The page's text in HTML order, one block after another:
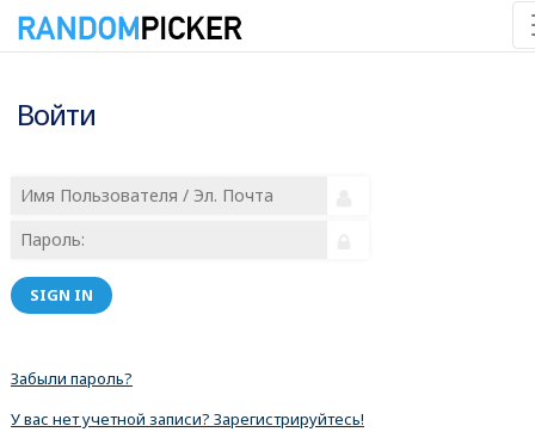
Войти
SIGN IN
Забыли пароль?
У вас нет учетной записи? Зарегистрируйтесь!